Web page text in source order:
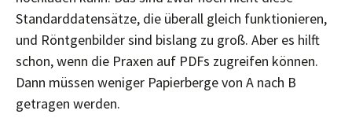
Standarddatensätze, die überall gleich funktionieren,
und Röntgenbilder sind bislang zu groß. Aber es hilft
schon, wenn die Praxen auf PDFs zugreifen können.
Dann müssen weniger Papierberge von A nach B
getragen werden.